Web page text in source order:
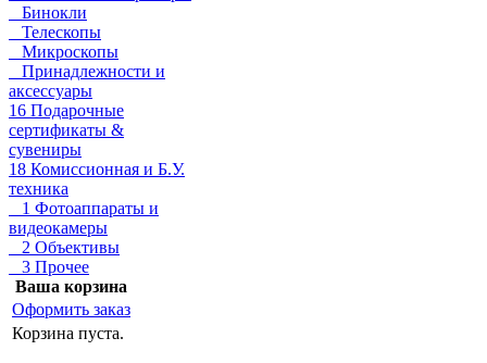
Бинокли
Телескопы
Микроскопы
Принадлежности и
аксессуары
16 Подарочные
сертификаты &
сувениры
18 Комиссионная и Б.У.
техника
1 Фотоаппараты и
видеокамеры
2 Объективы
3 Прочее
Ваша корзина
Оформить заказ
Корзина пуста.